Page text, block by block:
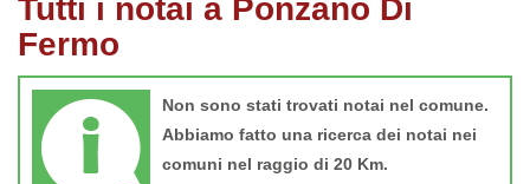
Tutti i notai a Ponzano Di
Fermo
Non sono stati trovati notai nel comune.
Abbiamo fatto una ricerca dei notai nei
comuni nel raggio di 20 Km.